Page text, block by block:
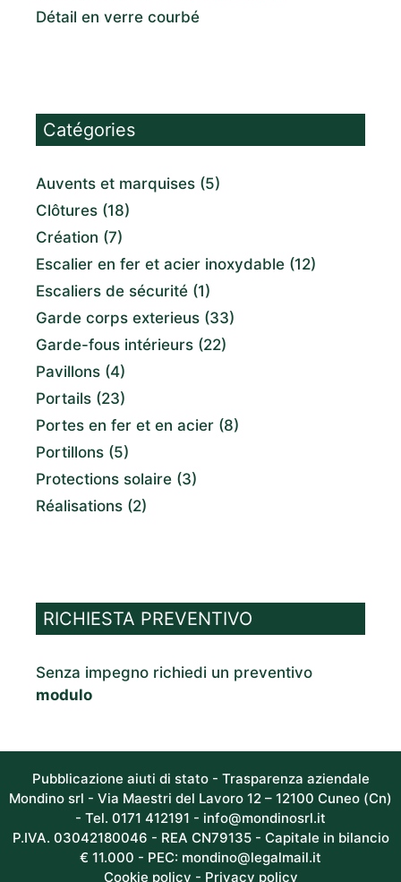
Détail en verre courbé
Catégories
Auvents et marquises (5)
Clôtures (18)
Création (7)
Escalier en fer et acier inoxydable (12)
Escaliers de sécurité (1)
Garde corps exterieus (33)
Garde-fous intérieurs (22)
Pavillons (4)
Portails (23)
Portes en fer et en acier (8)
Portillons (5)
Protections solaire (3)
Réalisations (2)
RICHIESTA PREVENTIVO
Senza impegno richiedi un preventivo
modulo
Pubblicazione aiuti di stato - Trasparenza aziendale
Mondino srl - Via Maestri del Lavoro 12 – 12100 Cuneo (Cn)
- Tel. 0171 412191 - info@mondinosrl.it
P.IVA. 03042180046 - REA CN79135 - Capitale in bilancio
€ 11.000 - PEC: mondino@legalmail.it
Cookie policy - Privacy policy